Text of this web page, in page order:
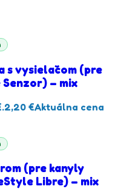
s vysielačom (pre
– mix
2,20 €Aktuálna cena
(pre kanyly
Libre) – mix